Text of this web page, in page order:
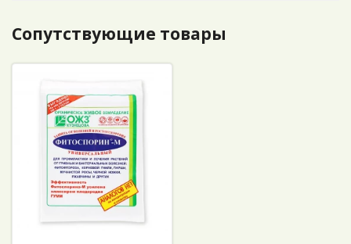
Сопутствующие товары